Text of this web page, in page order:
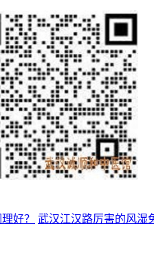
好？
武汉江汉路厉害的风湿